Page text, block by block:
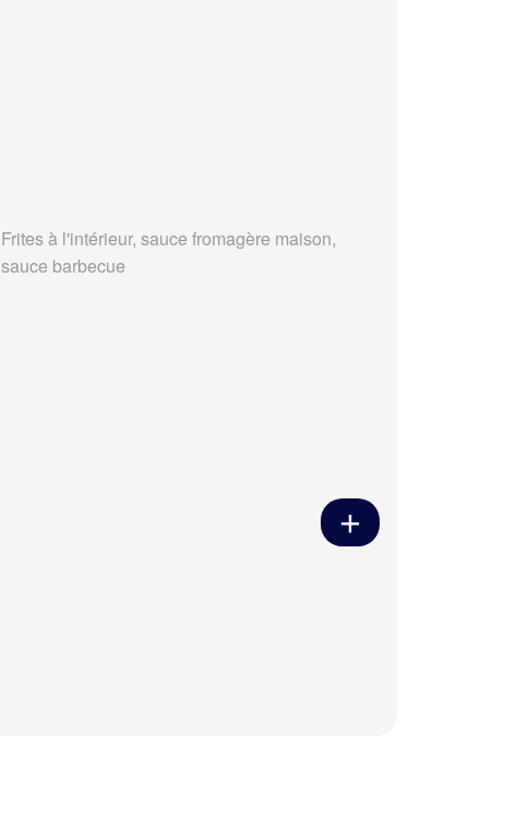
Frites à l'intérieur, sauce fromagère maison,
sauce barbecue